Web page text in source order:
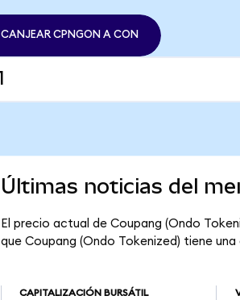
CANJEAR CPNGON A CON
Últimas noticias del
El precio actual de Coupang (Ondo
que Coupang (Ondo Tokenized) tiene
CAPITALIZACIÓN BURSÁTIL